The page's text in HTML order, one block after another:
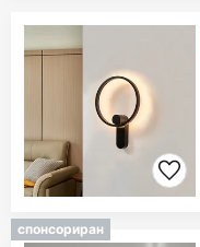
спонсориран